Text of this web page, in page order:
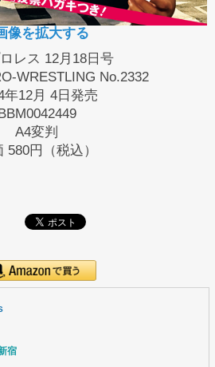
像を拡大する
レス 12月18日号
WRESTLING No.2332
年12月 4日発売
A4変判
580円（税込）
宿